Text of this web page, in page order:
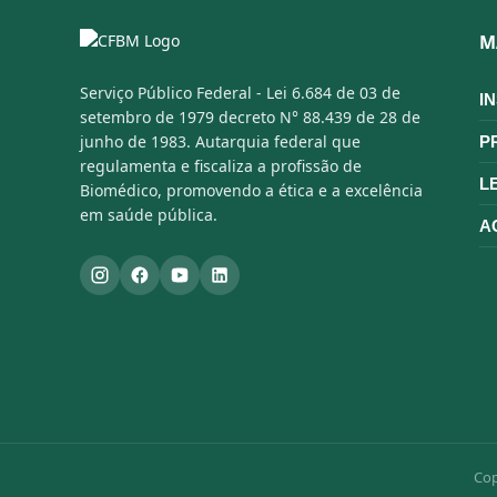
Serviço Público Federal - Lei 6.684 de 03 de
setembro de 1979 decreto N° 88.439 de 28 de
junho de 1983. Autarquia federal que
regulamenta e fiscaliza a profissão de
Biomédico, promovendo a ética e a excelência
em saúde pública.